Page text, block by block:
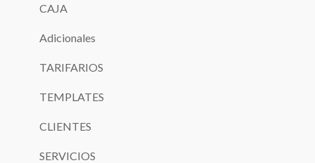
CAJA
Adicionales
TARIFARIOS
TEMPLATES
CLIENTES
SERVICIOS